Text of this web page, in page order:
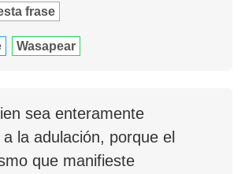
frase
Wasapear
sea enteramente
la adulación, porque el
que manifieste